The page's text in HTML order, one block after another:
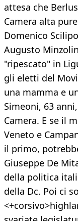
attesa che
Camera alta
Domenico
Augusto
"ripescato" in
gli eletti del
una mamma e
Simeoni, 63
Camera. E se il
Veneto e
il primo,
Giuseppe De
della politica
della Dc. Poi ci